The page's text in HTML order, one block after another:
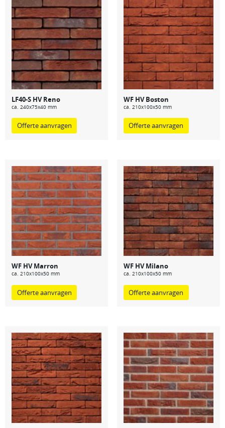
LF40-S HV Reno
ca. 240x75x40 mm
Offerte aanvragen
WF HV Boston
ca. 210x100x50 mm
Offerte aanvragen
WF HV Marron
ca. 210x100x50 mm
Offerte aanvragen
WF HV Milano
ca. 210x100x50 mm
Offerte aanvragen